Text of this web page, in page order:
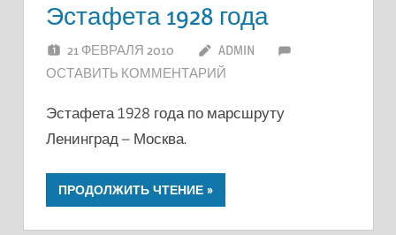
Эстафета 1928 года
21 ФЕВРАЛЯ 2010
ADMIN
ОСТАВИТЬ КОММЕНТАРИЙ
Эстафета 1928 года по марсшруту
Ленинград – Москва.
ПРОДОЛЖИТЬ ЧТЕНИЕ